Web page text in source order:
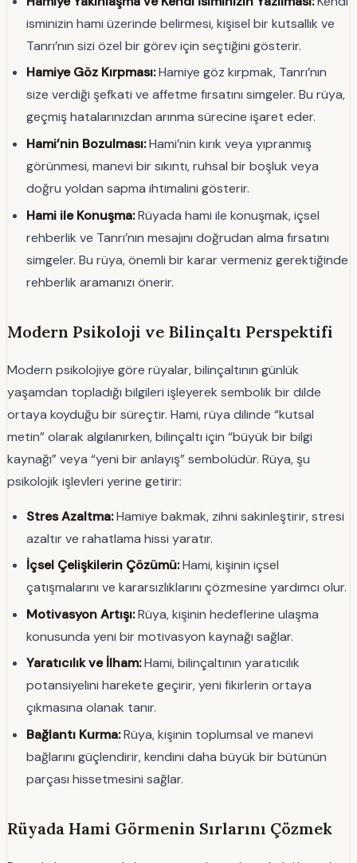
isminizin hami üzerinde belirmesi, kişisel bir kutsallık ve
Tanrı’nın sizi özel bir görev için seçtiğini gösterir.
Hamiye Göz Kırpması:Hamiye göz kırpmak, Tanrı’nın
size verdiği şefkati ve affetme fırsatını simgeler. Bu rüya,
geçmiş hatalarınızdan arınma sürecine işaret eder.
Hami’nin Bozulması:Hami’nin kırık veya yıpranmış
görünmesi, manevi bir sıkıntı, ruhsal bir boşluk veya
doğru yoldan sapma ihtimalini gösterir.
Hami ile Konuşma:Rüyada hami ile konuşmak, içsel
rehberlik ve Tanrı’nın mesajını doğrudan alma fırsatını
simgeler. Bu rüya, önemli bir karar vermeniz gerektiğinde
rehberlik aramanızı önerir.
Modern Psikoloji ve Bilinçaltı Perspektifi
Modern psikolojiye göre rüyalar, bilinçaltının günlük
yaşamdan topladığı bilgileri işleyerek sembolik bir dilde
ortaya koyduğu bir süreçtir. Hami, rüya dilinde “kutsal
metin” olarak algılanırken, bilinçaltı için “büyük bir bilgi
kaynağı” veya “yeni bir anlayış” sembolüdür. Rüya, şu
psikolojik işlevleri yerine getirir:
Stres Azaltma:Hamiye bakmak, zihni sakinleştirir, stresi
azaltır ve rahatlama hissi yaratır.
İçsel Çelişkilerin Çözümü:Hami, kişinin içsel
çatışmalarını ve kararsızlıklarını çözmesine yardımcı olur.
Motivasyon Artışı:Rüya, kişinin hedeflerine ulaşma
konusunda yeni bir motivasyon kaynağı sağlar.
Yaratıcılık ve İlham:Hami, bilinçaltının yaratıcılık
potansiyelini harekete geçirir, yeni fikirlerin ortaya
çıkmasına olanak tanır.
Bağlantı Kurma:Rüya, kişinin toplumsal ve manevi
bağlarını güçlendirir, kendini daha büyük bir bütünün
parçası hissetmesini sağlar.
Rüyada Hami Görmenin Sırlarını Çözmek